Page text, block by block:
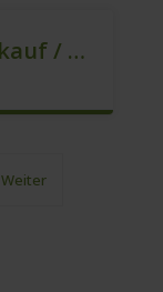
Mitarbeiter Für Den Verkauf / Vertrieb (m/w/d)
Weiter